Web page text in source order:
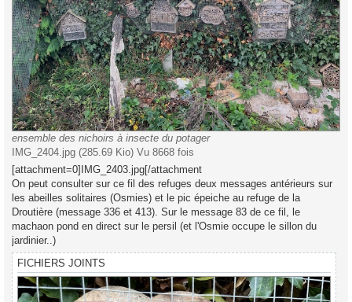
ensemble des nichoirs à insecte du potager
IMG_2404.jpg (285.69 Kio) Vu 8668 fois
[attachment=0]IMG_2403.jpg[/attachment
On peut consulter sur ce fil des refuges deux messages antérieurs sur
les abeilles solitaires (Osmies) et le pic épeiche au refuge de la
Droutière (message 336 et 413). Sur le message 83 de ce fil, le
machaon pond en direct sur le persil (et l'Osmie occupe le sillon du
jardinier..)
FICHIERS JOINTS